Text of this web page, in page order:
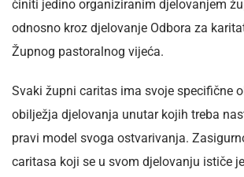
činiti jedino organiziranim djelovanjem
odnosno kroz djelovanje Odbora za
Župnog pastoralnog vijeća.
Svaki župni caritas ima svoje specifične
obilježja djelovanja unutar kojih treba
pravi model svoga ostvarivanja.
caritasa koji se u svom djelovanju ističe